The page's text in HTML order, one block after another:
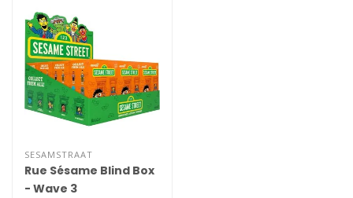
SESAMSTRAAT
Rue Sésame Blind Box
- Wave 3